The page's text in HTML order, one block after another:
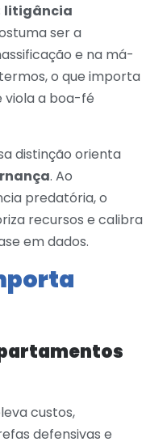
litigância
ser a
e na má-
o que importa
viola a boa-fé
distinção orienta
. Ao
predatória, o
recursos e calibra
em dados.
custos,
defensivas e